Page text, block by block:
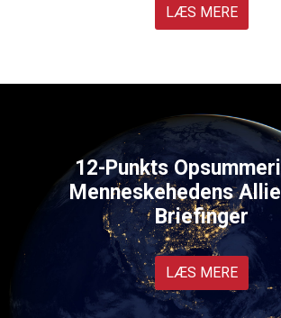
LÆS MERE
12-Punkts
Menneskehedens
Briefinger
LÆS MERE